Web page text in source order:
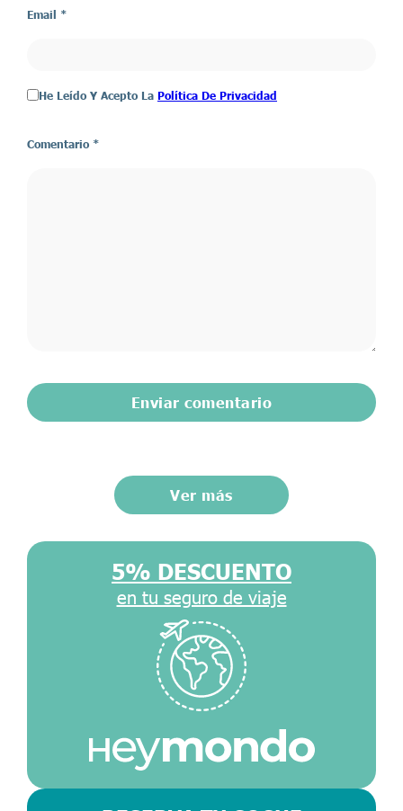
Email *
He Leído Y Acepto La Política De Privacidad
Comentario *
Ver más
5% DESCUENTO
en tu seguro de viaje